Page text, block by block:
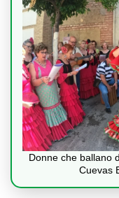
Donne che ballano
Cuevas